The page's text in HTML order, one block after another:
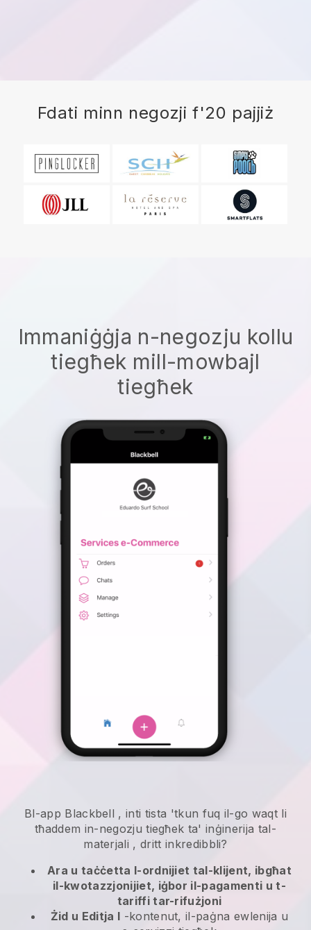
Fdati minn negozji f'20 pajjiż
Immaniġġja n-negozju kollu
tiegħek mill-mowbajl
tiegħek
Bl-app Blackbell ,inti tista 'tkun fuq il-go waqt li
tħaddem in-negozju tiegħek ta' inġinerija tal-
materjali , dritt inkredibbli?
Ara u taċċetta l-ordnijiet tal-klijent, ibgħat
il-kwotazzjonijiet, iġbor il-pagamenti u t-
tariffi tar-rifużjoni
Żid u Editja l -kontenut, il-paġna ewlenija u